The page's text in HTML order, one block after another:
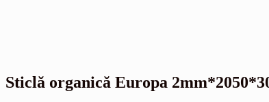
Sticlă organică Europa